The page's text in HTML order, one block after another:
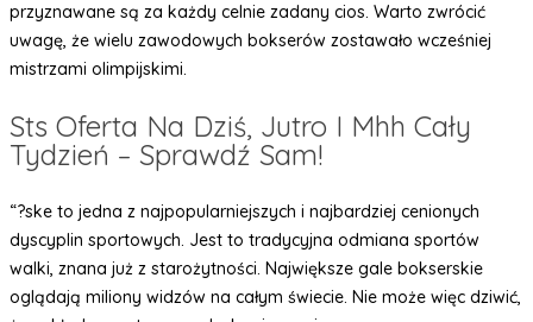
przyznawane są za każdy celnie zadany cios. Warto zwrócić
uwagę, że wielu zawodowych bokserów zostawało wcześniej
mistrzami olimpijskimi.
Sts Oferta Na Dziś, Jutro I Mhh Cały
Tydzień – Sprawdź Sam!
“?ske to jedna z najpopularniejszych i najbardziej cenionych
dyscyplin sportowych. Jest to tradycyjna odmiana sportów
walki, znana już z starożytności. Największe gale bokserskie
oglądają miliony widzów na całym świecie. Nie może więc dziwić,